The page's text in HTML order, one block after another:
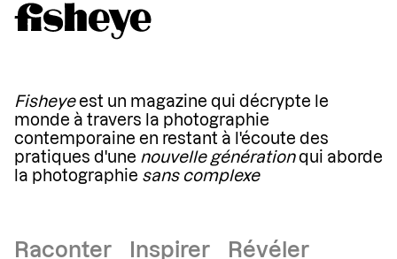
Fisheyeest un magazine qui décrypte le
monde à travers la photographie
contemporaine en restant à l'écoute des
pratiques d'une nouvelle générationqui aborde
la photographie sans complexe
Raconter Inspirer Révéler